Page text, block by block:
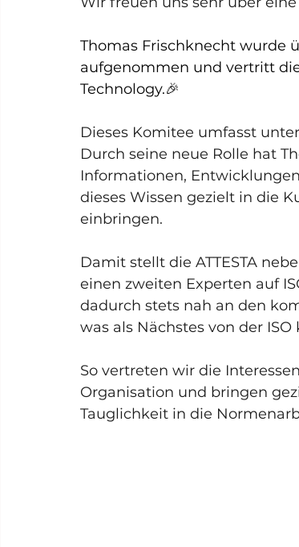
Thomas Frischknecht wurde
aufgenommen und vertritt
Technology.🎉
Dieses Komitee umfasst
Durch seine neue Rolle hat
Informationen,
dieses Wissen gezielt in die
einbringen.
Damit stellt die ATTESTA
einen zweiten Experten auf
dadurch stets nah an den
was als Nächstes von der
So vertreten wir die
Organisation und bringen
Tauglichkeit in die